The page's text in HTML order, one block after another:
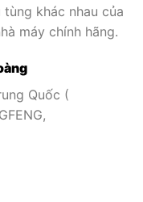
khác nhau của
máy chính hãng.
Quốc (